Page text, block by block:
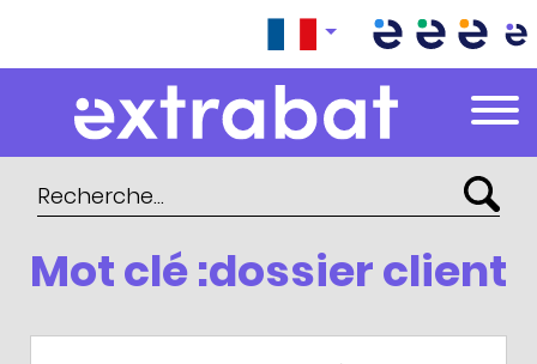
Extrabat – Le Blog
Mot clé :dossier client